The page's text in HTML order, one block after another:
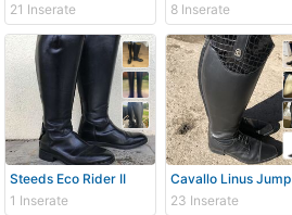
21 Inserate
8 Inserate
Steeds Eco Rider II
1 Inserate
Cavallo Linus Jump
23 Inserate